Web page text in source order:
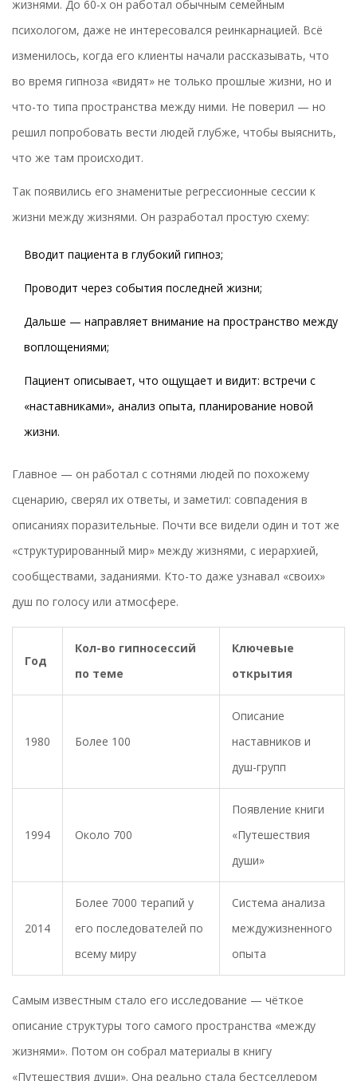
жизнями. До 60-х он работал обычным семейным
психологом, даже не интересовался реинкарнацией. Всё
изменилось, когда его клиенты начали рассказывать, что
во время гипноза «видят» не только прошлые жизни, но и
что-то типа пространства между ними. Не поверил — но
решил попробовать вести людей глубже, чтобы выяснить,
что же там происходит.
Так появились его знаменитые регрессионные сессии к
жизни между жизнями. Он разработал простую схему:
Вводит пациента в глубокий гипноз;
Проводит через события последней жизни;
Дальше — направляет внимание на пространство между
воплощениями;
Пациент описывает, что ощущает и видит: встречи с
«наставниками», анализ опыта, планирование новой
жизни.
Главное — он работал с сотнями людей по похожему
сценарию, сверял их ответы, и заметил: совпадения в
описаниях поразительные. Почти все видели один и тот же
«структурированный мир» между жизнями, с иерархией,
сообществами, заданиями. Кто-то даже узнавал «своих»
душ по голосу или атмосфере.
Год
Кол-во гипносессий
по теме
Ключевые
открытия
1980 Более 100
Описание
наставников и
душ-групп
1994 Около 700
Появление книги
«Путешествия
души»
2014
Более 7000 терапий у
его последователей по
всему миру
Система анализа
междужизненного
опыта
Самым известным стало его исследование — чёткое
описание структуры того самого пространства «между
жизнями». Потом он собрал материалы в книгу
«Путешествия души». Она реально стала бестселлером